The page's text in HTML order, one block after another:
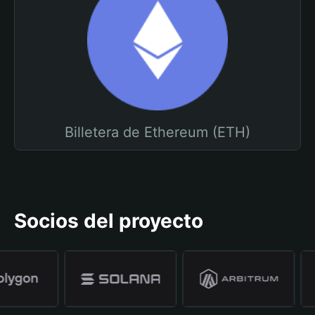
Billetera de Ethereum (ETH)
Socios del proyecto